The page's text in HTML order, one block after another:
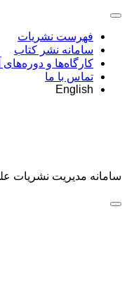
فهرست نشریات
سامانه نشر کتاب
کارگاه‌ها و
تماس با ما
English
سامانه مدیریت نشریات